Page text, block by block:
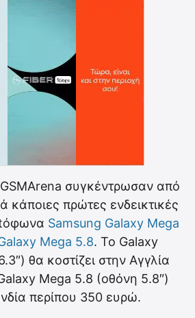
συγκέντρωσαν από
κάποιες πρώτες ενδεικτικές
Samsung Galaxy Mega
Mega 5.8. Το Galaxy
θα κοστίζει στην Αγγλία
Mega 5.8 (οθόνη 5.8″)
περίπου 350 ευρώ.